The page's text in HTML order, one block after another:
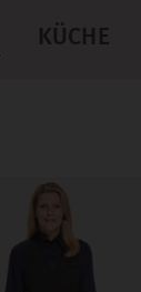
KÜCHE